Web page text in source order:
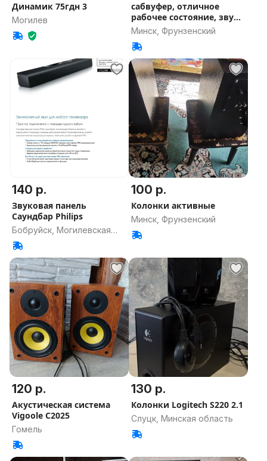
Динамик 75гдн 3
Могилев
сабвуфер, отличное
рабочее состояние, звук
огонь
Минск, Фрунзенский
140 р.
Звуковая панель
Саундбар Philips
Бобруйск, Могилевская
область
100 р.
Колонки активные
Минск, Фрунзенский
120 р.
Акустическая система
Vigoole C2025
Гомель
130 р.
Колонки Logitech S220 2.1
Слуцк, Минская область